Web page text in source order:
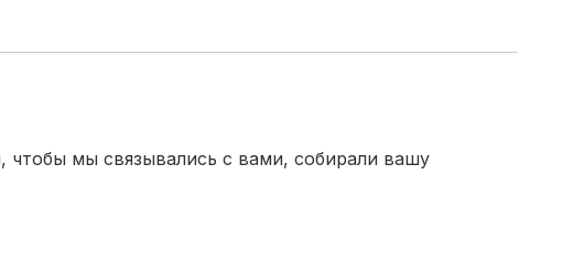
чтобы мы связывались с вами, собирали вашу